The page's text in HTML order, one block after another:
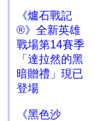
《爐石戰記
®》全新英雄
戰場第14賽季
「達拉然的黑
暗贈禮」現已
登場
《黑色沙